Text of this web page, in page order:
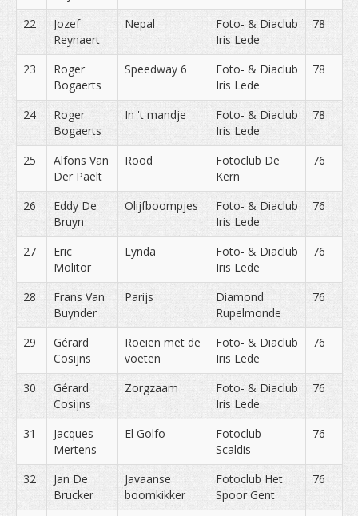
22
Jozef
Reynaert
Nepal
Foto- & Diaclub
Iris Lede
78
23
Roger
Bogaerts
Speedway 6
Foto- & Diaclub
Iris Lede
78
24
Roger
Bogaerts
In 't mandje
Foto- & Diaclub
Iris Lede
78
25
Alfons Van
Der Paelt
Rood
Fotoclub De
Kern
76
26
Eddy De
Bruyn
Olijfboompjes
Foto- & Diaclub
Iris Lede
76
27
Eric
Molitor
Lynda
Foto- & Diaclub
Iris Lede
76
28
Frans Van
Buynder
Parijs
Diamond
Rupelmonde
76
29
Gérard
Cosijns
Roeien met de
voeten
Foto- & Diaclub
Iris Lede
76
30
Gérard
Cosijns
Zorgzaam
Foto- & Diaclub
Iris Lede
76
31
Jacques
Mertens
El Golfo
Fotoclub
Scaldis
76
32
Jan De
Brucker
Javaanse
boomkikker
Fotoclub Het
Spoor Gent
76